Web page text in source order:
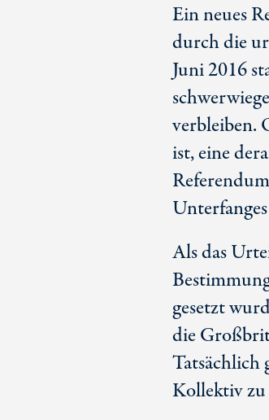
Ein neues
durch die
Juni 2016
verbleiben.
ist, eine
Als das
gesetzt
die
Tatsächlich
Kollektiv